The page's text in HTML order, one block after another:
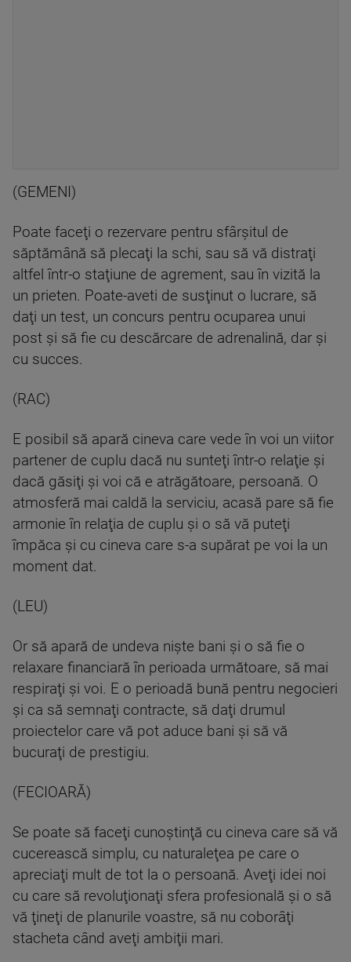
(GEMENI)
Poate faceţi o rezervare pentru sfârşitul de
săptămână să plecaţi la schi, sau să vă distraţi
altfel într-o staţiune de agrement, sau în vizită la
un prieten. Poate-aveti de susţinut o lucrare, să
daţi un test, un concurs pentru ocuparea unui
post şi să fie cu descărcare de adrenalină, dar şi
cu succes.
(RAC)
E posibil să apară cineva care vede în voi un viitor
partener de cuplu dacă nu sunteţi într-o relaţie şi
dacă găsiţi şi voi că e atrăgătoare, persoană. O
atmosferă mai caldă la serviciu, acasă pare să fie
armonie în relaţia de cuplu şi o să vă puteţi
împăca şi cu cineva care s-a supărat pe voi la un
moment dat.
(LEU)
Or să apară de undeva nişte bani şi o să fie o
relaxare financiară în perioada următoare, să mai
respiraţi şi voi. E o perioadă bună pentru negocieri
şi ca să semnaţi contracte, să daţi drumul
proiectelor care vă pot aduce bani şi să vă
bucuraţi de prestigiu.
(FECIOARĂ)
Se poate să faceţi cunoştinţă cu cineva care să vă
cucerească simplu, cu naturaleţea pe care o
apreciaţi mult de tot la o persoană. Aveţi idei noi
cu care să revoluţionaţi sfera profesională şi o să
vă ţineţi de planurile voastre, să nu coborâţi
stacheta când aveţi ambiţii mari.